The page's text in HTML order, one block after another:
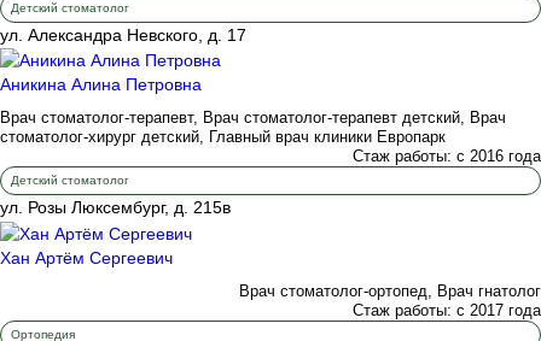
Детский стоматолог
ул. Александра Невского, д. 17
Аникина Алина Петровна
Врач стоматолог-терапевт, Врач стоматолог-терапевт детский, Врач
стоматолог-хирург детский, Главный врач клиники Европарк
Стаж работы: с 2016 года
Детский стоматолог
ул. Розы Люксембург, д. 215в
Хан Артём Сергеевич
Врач стоматолог-ортопед, Врач гнатолог
Стаж работы: с 2017 года
Ортопедия